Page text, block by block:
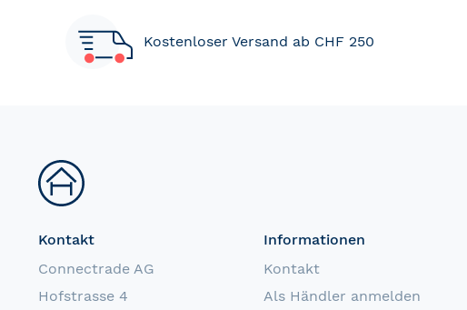
Kostenloser Versand ab CHF 250
Kontakt
Connectrade AG
Hofstrasse 4
Informationen
Kontakt
Als Händler anmelden